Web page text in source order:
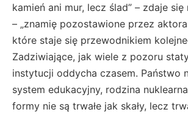
kamień ani mur, lecz ślad” – zdaje
– „znamię pozostawione przez
które staje się przewodnikiem
Zadziwiające, jak wiele z pozoru
instytucji oddycha czasem. Państwo
system edukacyjny, rodzina
formy nie są trwałe jak skały, lecz